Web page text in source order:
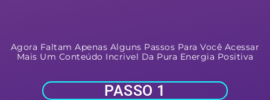
Agora Faltam Apenas Alguns Passos Para Você Acessar
Mais Um Conteúdo Incrivel Da Pura Energia Positiva
PASSO 1